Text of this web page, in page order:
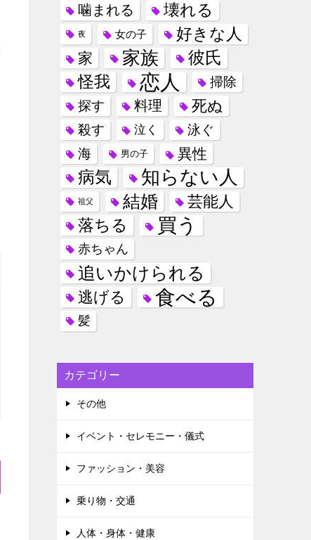
噛まれる 壊れる
夜 女の子 好きな人
家 家族
彼氏
怪我
恋人
掃除
探す
料理 死ぬ
殺す 泣く
泳ぐ
海
男の子 異性
病気 知らない人
祖父 結婚 芸能人
落ちる 買う
赤ちゃん
追いかけられる
逃げる 食べる
髪
カテゴリー
その他
イベント・セレモニー・儀式
ファッション・美容
乗り物・交通
人体・身体・健康